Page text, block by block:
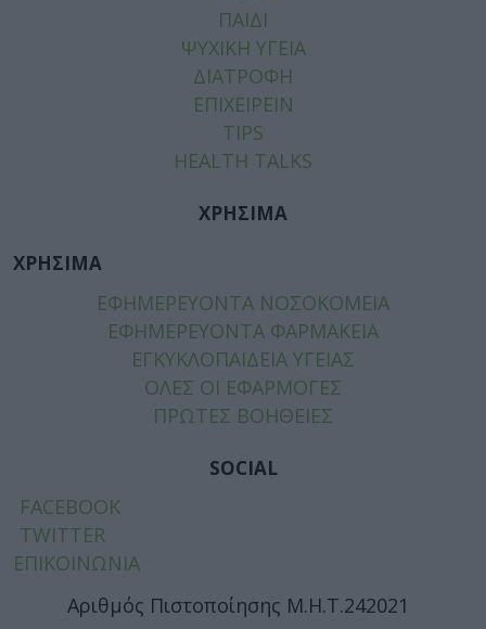
ΠΑΙΔΙ
ΨΥΧΙΚΗ ΥΓΕΙΑ
ΔΙΑΤΡΟΦΗ
ΕΠΙΧΕΙΡΕΙΝ
TIPS
HEALTH TALKS
ΧΡΗΣΙΜΑ
ΧΡΗΣΙΜΑ
ΕΦΗΜΕΡΕΥΟΝΤΑ ΝΟΣΟΚΟΜΕΙΑ
ΕΦΗΜΕΡΕΥΟΝΤΑ ΦΑΡΜΑΚΕΙΑ
ΕΓΚΥΚΛΟΠΑΙΔΕΙΑ ΥΓΕΙΑΣ
ΟΛΕΣ ΟΙ ΕΦΑΡΜΟΓΕΣ
ΠΡΩΤΕΣ ΒΟΗΘΕΙΕΣ
SOCIAL
FACEBOOK
TWITTER
ΕΠΙΚΟΙΝΩΝΙΑ
Αριθμός Πιστοποίησης Μ.Η.Τ.242021